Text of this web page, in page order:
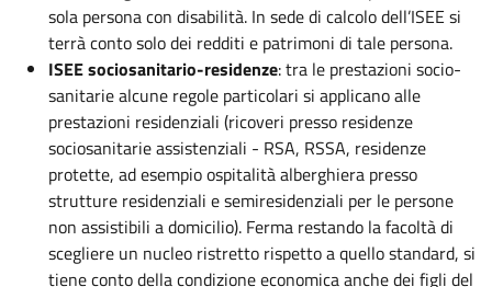
sola persona con disabilità. In sede di calcolo dell’ISEE si
terrà conto solo dei redditi e patrimoni di tale persona.
ISEE sociosanitario-residenze: tra le prestazioni socio-
sanitarie alcune regole particolari si applicano alle
prestazioni residenziali (ricoveri presso residenze
sociosanitarie assistenziali - RSA, RSSA, residenze
protette, ad esempio ospitalità alberghiera presso
strutture residenziali e semiresidenziali per le persone
non assistibili a domicilio). Ferma restando la facoltà di
scegliere un nucleo ristretto rispetto a quello standard, si
tiene conto della condizione economica anche dei figli del